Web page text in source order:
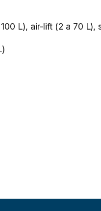
L), air-lift (2 a 70 L),